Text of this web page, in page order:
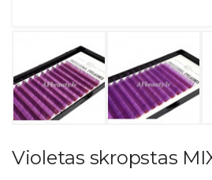
Violetas skropstas